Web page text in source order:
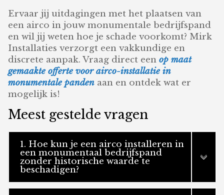
Ervaar jij uitdagingen met het plaatsen van
een airco in jouw monumentale bedrijfspand
en wil jij weten hoe je schade voorkomt? Mirk
Installaties verzorgt een vakkundige en
discrete aanpak. Vraag direct eenop maat
gemaakte offerte voor airco-installatie in
monumentale panden aan en ontdek wat er
mogelijk is!
Meest gestelde vragen
1. Hoe kun je een airco installeren in
een monumentaal bedrijfspand
zonder historische waarde te
beschadigen?